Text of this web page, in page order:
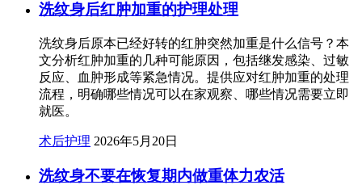
洗纹身后红肿加重的护理处理
洗纹身后原本已经好转的红肿突然加重是什么信号？本
文分析红肿加重的几种可能原因，包括继发感染、过敏
反应、血肿形成等紧急情况。提供应对红肿加重的处理
流程，明确哪些情况可以在家观察、哪些情况需要立即
就医。
术后护理 2026年5月20日
洗纹身不要在恢复期内做重体力农活